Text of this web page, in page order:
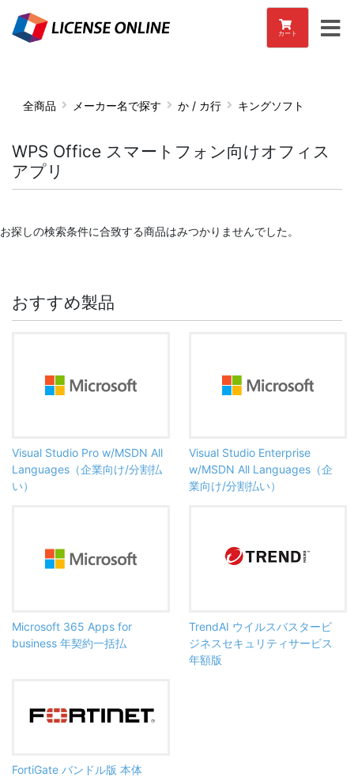
カート
全商品 メーカー名で探す か / カ行 キングソフト
WPS Office スマートフォン向けオフィス
アプリ
お探しの検索条件に合致する商品はみつかりませんでした。
おすすめ製品
Visual Studio Pro w/MSDN All
Languages（企業向け/分割払
い）
Visual Studio Enterprise
w/MSDN All Languages（企
業向け/分割払い）
Microsoft 365 Apps for
business 年契約一括払
TrendAI ウイルスバスタービ
ジネスセキュリティサービス
年額版
FortiGate バンドル版 本体